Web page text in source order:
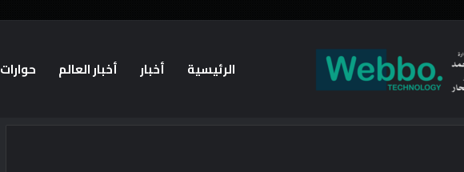
الرئيسية أخبار أخبار العالم حوارات